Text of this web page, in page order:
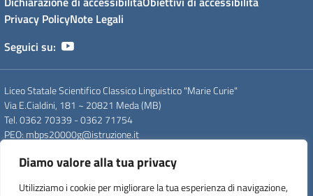
Diamo valore alla tua privacy
Utilizziamo i cookie per migliorare la tua esperienza di navigazione,
Privacy PolicyNote Legali
Seguici su:
Liceo Statale Scientifico Classico Linguistico "Marie Curie"
Via E.Cialdini, 181 ~ 20821 Meda (MB)
Tel. 0362 70339 - 0362 71754
PEO: mbps20000g@istruzione.it
: 83008560159
: MBPS20000G